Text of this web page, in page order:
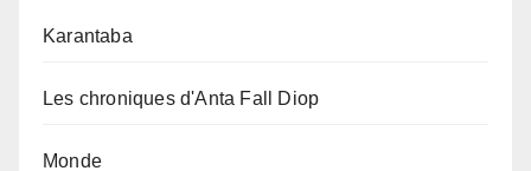
Karantaba
Les chroniques d'Anta Fall Diop
Monde